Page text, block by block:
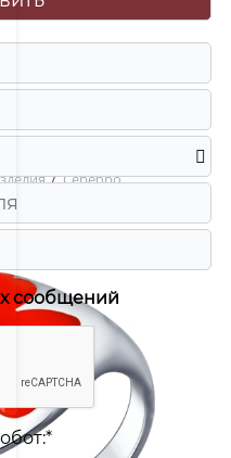
/ Серебро
сообщений
*